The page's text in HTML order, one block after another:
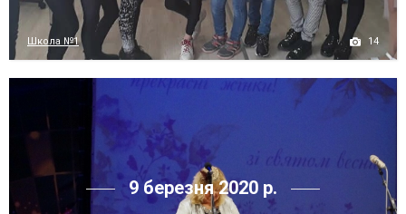
Школа №1 14
9 березня 2020 р.